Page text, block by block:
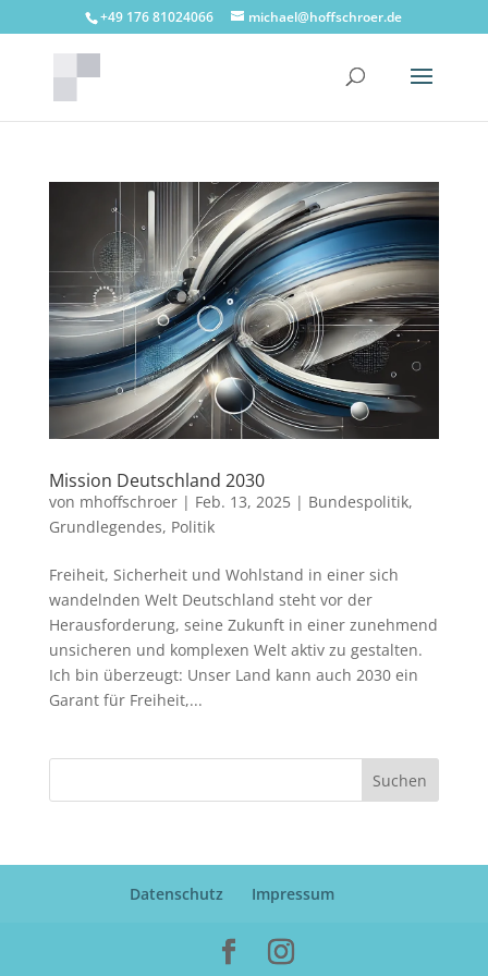
+49 176 81024066 michael@hoffschroer.de
Mission Deutschland 2030
von mhoffschroer| Feb. 13, 2025| Bundespolitik,
Grundlegendes, Politik
Freiheit, Sicherheit und Wohlstand in einer sich
wandelnden Welt Deutschland steht vor der
Herausforderung, seine Zukunft in einer zunehmend
unsicheren und komplexen Welt aktiv zu gestalten.
Ich bin überzeugt: Unser Land kann auch 2030 ein
Garant für Freiheit,...
Suchen
Datenschutz Impressum